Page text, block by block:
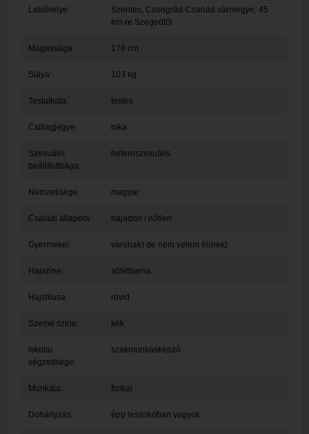
Lakóhelye: Szentes, Csongrád-Csanád vármegye, 45
km-re Szegedtől
Magassága: 178 cm
Súlya: 103 kg
Testalkata: testes
Csillagjegye: bika
Szexuális
beállítottsága:
heteroszexuális
Nemzetisége: magyar
Családi állapota: hajadon / nőtlen
Gyermekei: van(nak) de nem velem él(nek)
Hajszíne: sötétbarna
Hajstílusa: rövid
Szeme színe: kék
Iskolai
végzettsége:
szakmunkásképző
Munkája: fizikai
Dohányzás: épp leszokóban vagyok